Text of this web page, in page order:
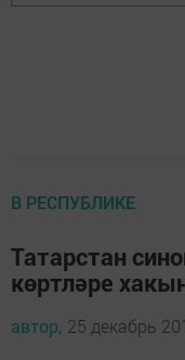
В РЕСПУБЛИКЕ
Татарстан
көртләре
автор, 25 декабрь